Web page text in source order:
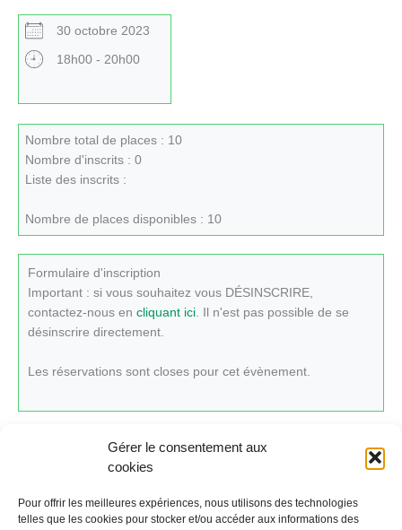
Gérer le consentement aux
cookies
Pour offrir les meilleures expériences, nous utilisons des technologies
telles que les cookies pour stocker et/ou accéder aux informations des
30 octobre 2023
18h00 - 20h00
Nombre total de places : 10
Nombre d'inscrits : 0
Liste des inscrits :
Nombre de places disponibles : 10
Formulaire d'inscription
Important : si vous souhaitez vous DÉSINSCRIRE,
contactez-nous en cliquant ici. Il n'est pas possible de se
désinscrire directement.
Les réservations sont closes pour cet évènement.